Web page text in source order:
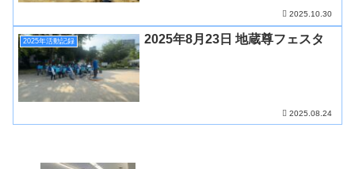
2025.10.30
2025年活動記録 2025年8月23日 地蔵尊フェスタ
2025.08.24